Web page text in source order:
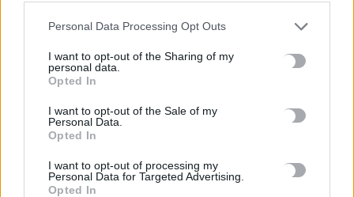
Personal Data Processing Opt Outs
I want to opt-out of the Sharing of my
personal data.
Opted In
I want to opt-out of the Sale of my
Personal Data.
Opted In
I want to opt-out of processing my
Personal Data for Targeted Advertising.
Opted In
και συγγραφέας συμμετέχει στην Berlin Art Week 2026
7 Αυγούστου, 2026
Με τη MINOAN LINES, το ταξίδι έχει γεύση — και τιμές που
εκπλήσσουν
7 Αυγούστου, 2026